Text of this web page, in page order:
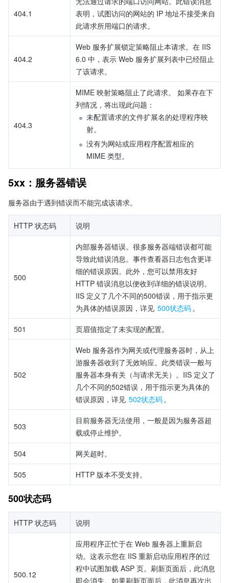
404.1
表明，试图访问的网站的 IP 地址不接受来自
此请求所用端口的请求。
404.2
Web 服务扩展锁定策略阻止本请求。在 IIS
6.0 中，表示 Web 服务扩展列表中已经阻止
了该请求。
404.3
MIME 映射策略阻止了此请求。 如果存在下
列情况，将出现此问题：
未配置请求的文件扩展名的处理程序映
射。
没有为网站或应用程序配置相应的
MIME 类型。
5xx：服务器错误
服务器由于遇到错误而不能完成该请求。
HTTP 状态码 说明
500
内部服务器错误。很多服务器端错误都可能
导致此错误消息。事件查看器日志包含更详
细的错误原因。此外，您可以禁用友好
HTTP 错误消息以便收到详细的错误说明。
IIS 定义了几个不同的500错误，用于指示更
为具体的错误原因，详见 500状态码。
501 页眉值指定了未实现的配置。
502
Web 服务器作为网关或代理服务器时，从上
游服务器收到了无效响应。此类错误一般与
服务器本身有关（与请求无关）。IIS 定义了
几个不同的502错误，用于指示更为具体的
错误原因，详见 502状态码。
503
目前服务器无法使用，一般是因为服务器超
载或停止维护。
504 网关超时。
505 HTTP 版本不受支持。
500状态码
HTTP 状态码 说明
500.12
应用程序正忙于在 Web 服务器上重新启
动。这表示您在 IIS 重新启动应用程序的过
程中试图加载 ASP 页。刷新页面后，此消息
即会消失。如果刷新页面后，此消息再次出